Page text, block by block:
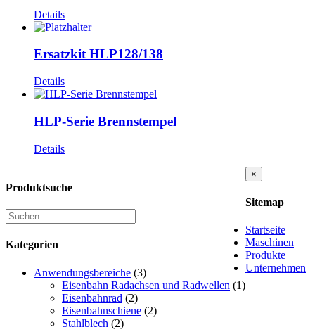
Details
Ersatzkit HLP128/138
Details
HLP-Serie Brennstempel
Details
Produktsuche
Kategorien
Anwendungsbereiche (3)
Eisenbahn Radachsen und Radwellen (1)
Eisenbahnrad (2)
Eisenbahnschiene (2)
Stahlblech (2)
Close
product
view
×
Sitemap
Startseite
Maschinen
Produkte
Unternehmen